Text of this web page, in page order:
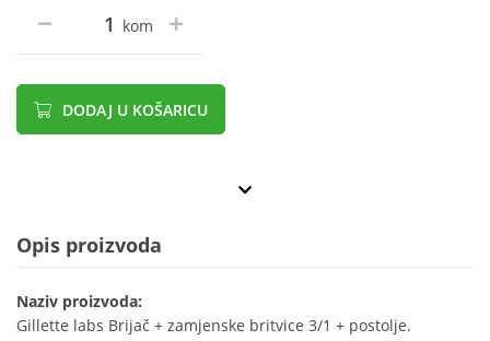
kom
DODAJ U KOŠARICU
Opis proizvoda
Naziv proizvoda:
Gillette labs Brijač + zamjenske britvice 3/1 + postolje.